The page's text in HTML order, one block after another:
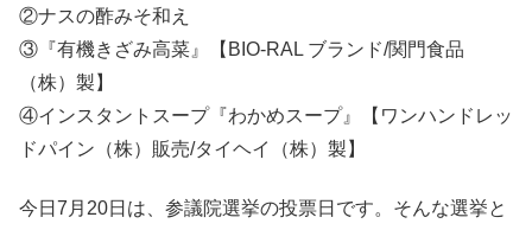
②ナスの酢みそ和え
③『有機きざみ高菜』【BIO-RAL ブランド/関門食品
（株）製】
④インスタントスープ『わかめスープ』【ワンハンドレッ
ドパイン（株）販売/タイヘイ（株）製】
今日7月20日は、参議院選挙の投票日です。そんな選挙と